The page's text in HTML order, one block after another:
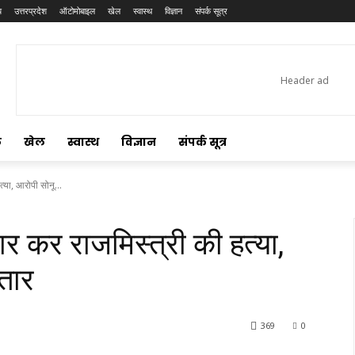
उत्तरप्रदेश ऑटोमोबाइल खेल स्वास्थ विज्ञान संपर्क सूत्र
खेल स्वास्थ विज्ञान संपर्क सूत्र
आरोपी सोनू...
राजमिस्त्री की हत्या,
0
369